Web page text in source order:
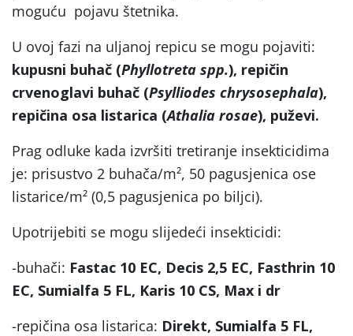
moguću pojavu štetnika.
U ovoj fazi na uljanoj repicu se mogu pojaviti:
kupusni buhač (Phyllotreta spp.), repičin
crvenoglavi buhač (Psylliodes chrysosephala),
repičina osa listarica (Athalia rosae), puževi.
Prag odluke kada izvršiti tretiranje insekticidima
je: prisustvo 2 buhača/m², 50 pagusjenica ose
listarice/m² (0,5 pagusjenica po biljci).
Upotrijebiti se mogu slijedeći insekticidi:
-buhači: Fastac 10 EC, Decis 2,5 EC, Fasthrin 10
EC, Sumialfa 5 FL, Karis 10 CS, Max i dr
-repičina osa listarica: Direkt, Sumialfa 5 FL,